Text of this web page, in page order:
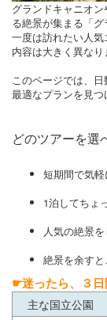
グランドキャニオ
る絶景が集まる「グ
一度は訪れたい人
内容は大きく異なり
このページでは、
最適なプランを見つ
どのツアーを選
短期間で気
1泊してちょ
人気の絶景
絶景を余す
☛迷ったら、３
主な国立公園